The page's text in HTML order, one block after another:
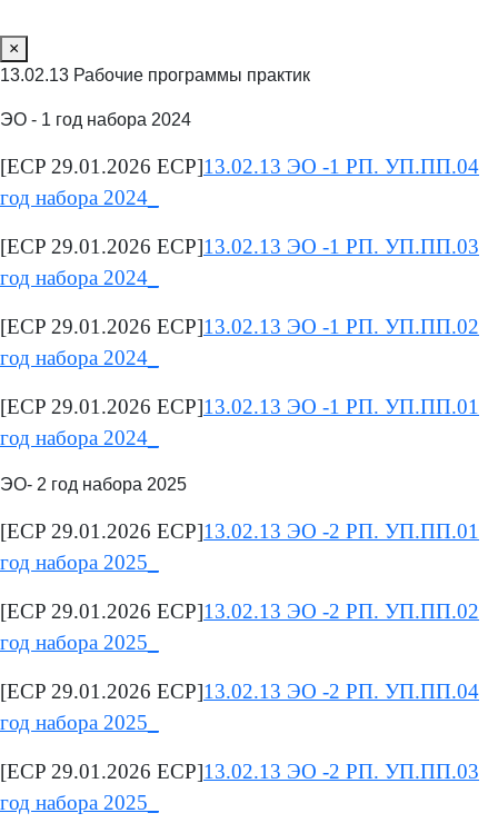
×
13.02.13 Рабочие программы практик
ЭО - 1 год набора 2024
[ECP 29.01.2026 ECP]13.02.13 ЭО -1 РП. УП.ПП.04
год набора 2024_
[ECP 29.01.2026 ECP]13.02.13 ЭО -1 РП. УП.ПП.03
год набора 2024_
[ECP 29.01.2026 ECP]13.02.13 ЭО -1 РП. УП.ПП.02
год набора 2024_
[ECP 29.01.2026 ECP]13.02.13 ЭО -1 РП. УП.ПП.01
год набора 2024_
ЭО- 2 год набора 2025
[ECP 29.01.2026 ECP]13.02.13 ЭО -2 РП. УП.ПП.01
год набора 2025_
[ECP 29.01.2026 ECP]13.02.13 ЭО -2 РП. УП.ПП.02
год набора 2025_
[ECP 29.01.2026 ECP]13.02.13 ЭО -2 РП. УП.ПП.04
год набора 2025_
[ECP 29.01.2026 ECP]13.02.13 ЭО -2 РП. УП.ПП.03
год набора 2025_